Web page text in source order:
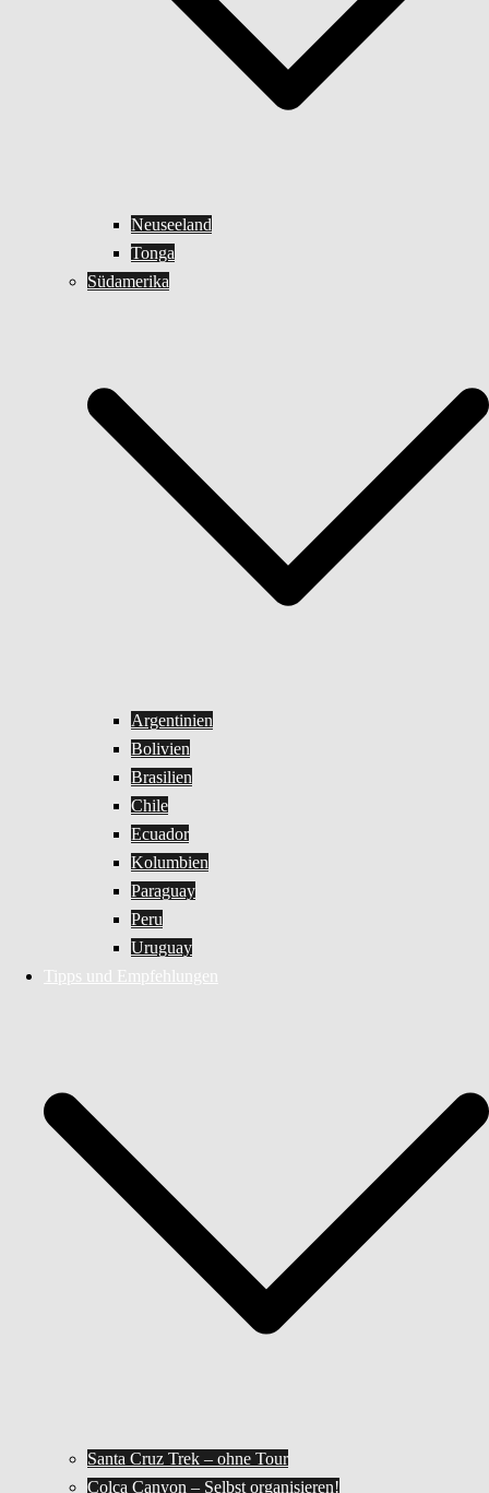
Neuseeland
Tonga
Südamerika
Argentinien
Bolivien
Brasilien
Chile
Ecuador
Kolumbien
Paraguay
Peru
Uruguay
Tipps und Empfehlungen
Santa Cruz Trek – ohne Tour
Colca Canyon – Selbst organisieren!